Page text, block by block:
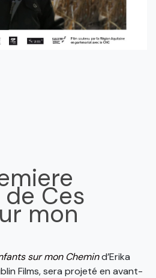
Ces
mon
sur mon Chemind’Erika
Films, sera projeté en avant-